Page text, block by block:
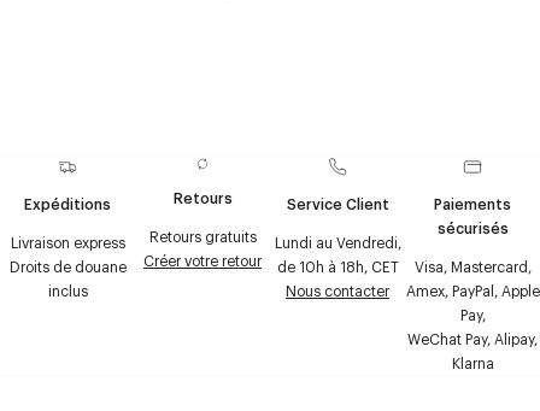
Expéditions
Livraison express
Droits de douane
inclus
Retours
Retours gratuits
Créer votre retour
Service Client
Lundi au Vendredi,
de 10h à 18h, CET
Nous contacter
Paiements
sécurisés
Visa, Mastercard,
Amex, PayPal, Apple
Pay,
WeChat Pay, Alipay,
Klarna